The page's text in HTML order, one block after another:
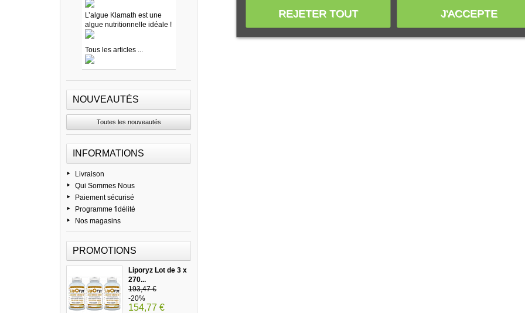
L’algue Klamath est une
algue nutritionnelle idéale !
Tous les articles ...
NOUVEAUTÉS
Toutes les nouveautés
INFORMATIONS
Livraison
Qui Sommes Nous
Paiement sécurisé
Programme fidélité
Nos magasins
PROMOTIONS
Liporyz Lot de 3 x
270...
193,47 €
-20%
154,77 €
REJETER TOUT J'ACCEPTE